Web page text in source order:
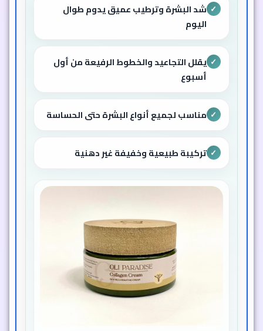
✓ شد البشرة وترطيب عميق يدوم طوال
اليوم
✓ يقلل التجاعيد والخطوط الرفيعة من أول
أسبوع
✓ مناسب لجميع أنواع البشرة حتى الحساسة
✓ تركيبة طبيعية وخفيفة غير دهنية